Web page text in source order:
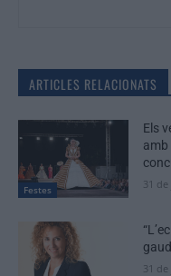
ARTICLES RELACIONATS
Festes
Els
amb
31
31